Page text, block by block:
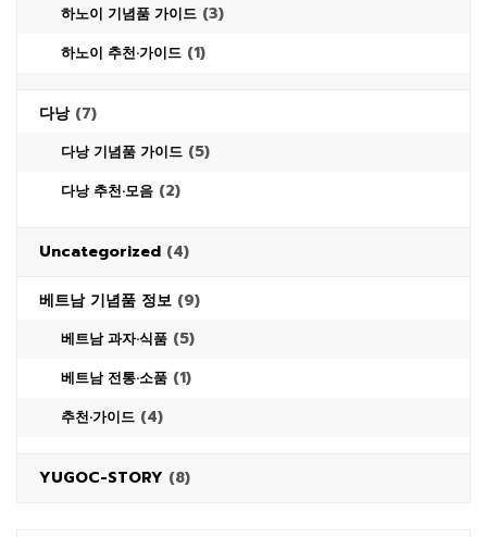
하노이 기념품 가이드 (3)
하노이 추천·가이드 (1)
다낭(7)
다낭 기념품 가이드 (5)
다낭 추천·모음 (2)
Uncategorized (4)
베트남 기념품 정보 (9)
베트남 과자·식품 (5)
베트남 전통·소품 (1)
추천·가이드 (4)
YUGOC-STORY (8)